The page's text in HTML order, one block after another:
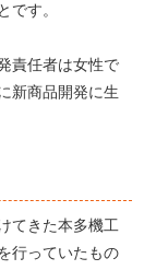
です。
責任者は女性で
新商品開発に生
てきた本多機工
行っていたもの